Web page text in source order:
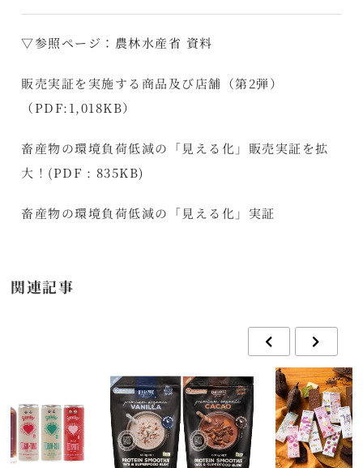
▽参照ページ：農林水産省 資料
販売実証を実施する商品及び店舗（第2弾）
（PDF:1,018KB）
畜産物の環境負荷低減の「見える化」販売実証を拡
大！ (PDF : 835KB)
畜産物の環境負荷低減の「見える化」実証
関連記事